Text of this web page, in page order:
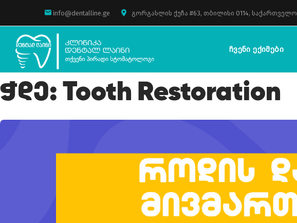
info@dentalline.ge გორგასლის ქუჩა #63, თბილისი 0114, საქართველო
Ჩვენი Ექიმები
Ჭდე:Tooth Restoration